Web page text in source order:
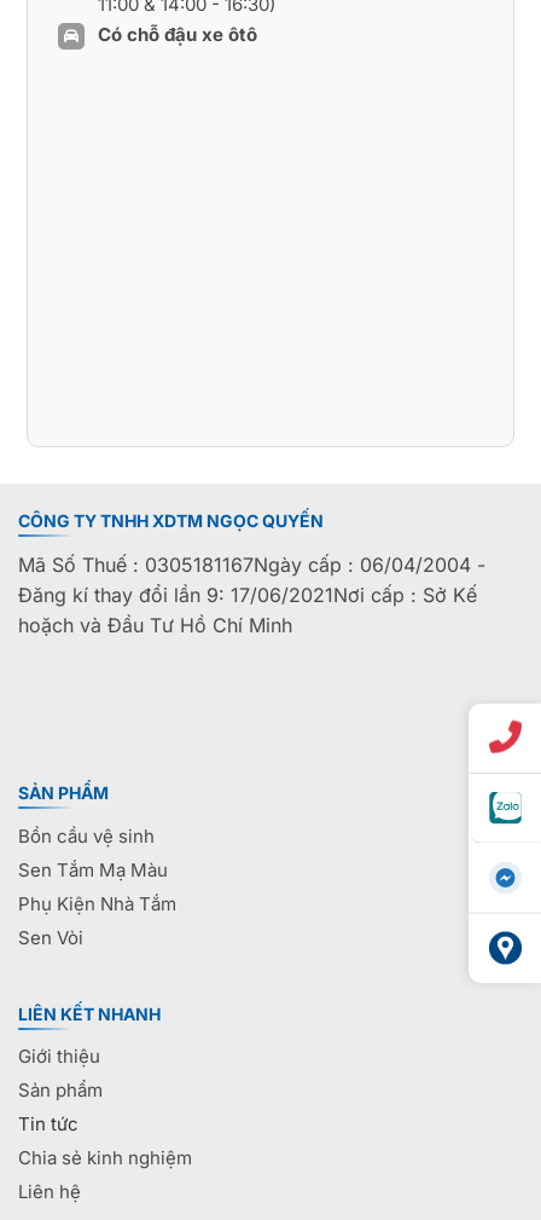
Có chỗ đậu xe ôtô
CÔNG TY TNHH XDTM NGỌC QUYẾN
Mã Số Thuế : 0305181167Ngày cấp : 06/04/2004 -
Đăng kí thay đổi lần 9: 17/06/2021Nơi cấp : Sở Kế
hoặch và Đầu Tư Hồ Chí Minh
SẢN PHẨM
Bồn cầu vệ sinh
Sen Tắm Mạ Màu
Phụ Kiện Nhà Tắm
Sen Vòi
LIÊN KẾT NHANH
Giới thiệu
Sản phẩm
Tin tức
Chia sẻ kinh nghiệm
Liên hệ